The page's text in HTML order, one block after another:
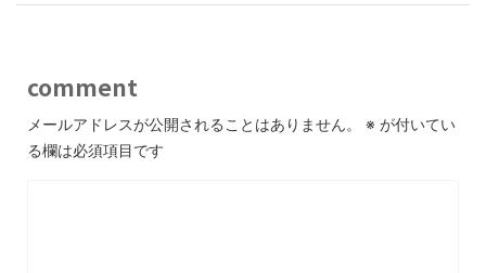
comment
メールアドレスが公開されることはありません。 ※ が付いてい
る欄は必須項目です